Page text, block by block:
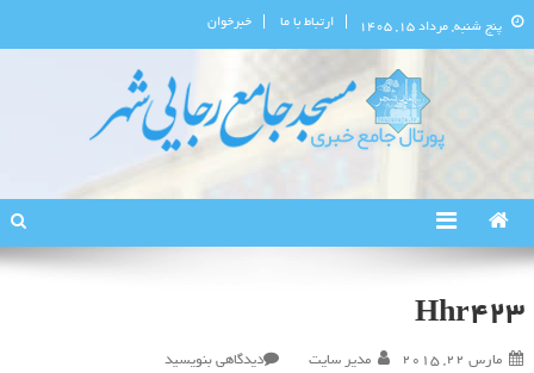
پنج شنبه, مرداد ۱۵, ۱۴۰۵ ارتباط با ما خبرخوان
پورتال اطلاع‌رسانی مسجد جامع
Hhr423
مارس 22, 2015 مدیر سایت دیدگاهی بنویسیددر